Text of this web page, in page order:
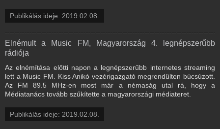
Publikálás ideje: 2019.02.08.
Elnémult a Music FM, Magyarország 4. legnépszerűbb
rádiója
Az elnémítása előtti napon a legnépszerűbb internetes streaming
lett a Music FM. Kiss Anikó vezérigazgató megrendülten búcsúzott.
Az FM 89.5 MHz-en most már a némaság utal rá, hogy a
Médiatanács tovább szűkítette a magyarországi médiateret.
Publikálás ideje: 2019.02.08.